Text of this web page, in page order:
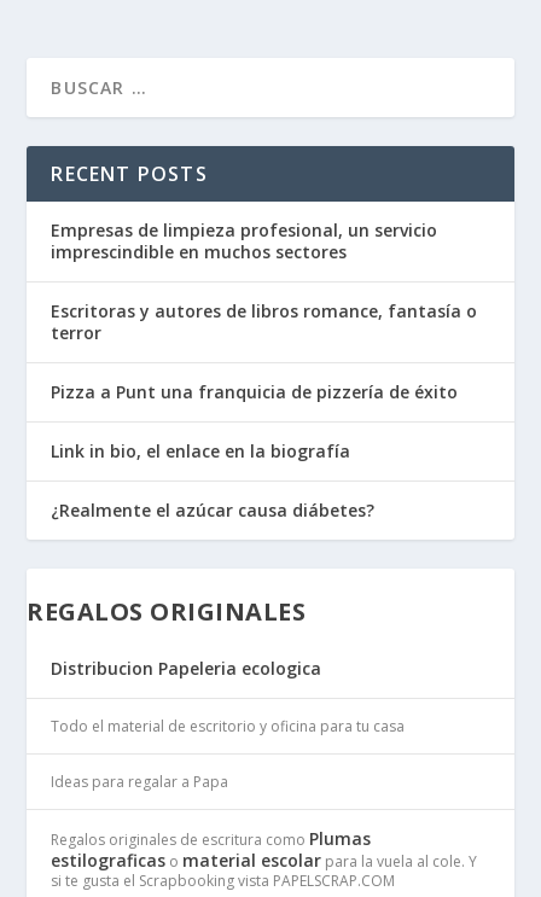
RECENT POSTS
Empresas de limpieza profesional, un servicio
imprescindible en muchos sectores
Escritoras y autores de libros romance, fantasía o
terror
Pizza a Punt una franquicia de pizzería de éxito
Link in bio, el enlace en la biografía
¿Realmente el azúcar causa diábetes?
REGALOS ORIGINALES
Distribucion Papeleria ecologica
Todo el material de escritorio y oficina para tu casa
Ideas para regalar a Papa
Regalos originales de escritura como Plumas
estilograficas o material escolar para la vuela al cole. Y
si te gusta el Scrapbooking vista PAPELSCRAP.COM